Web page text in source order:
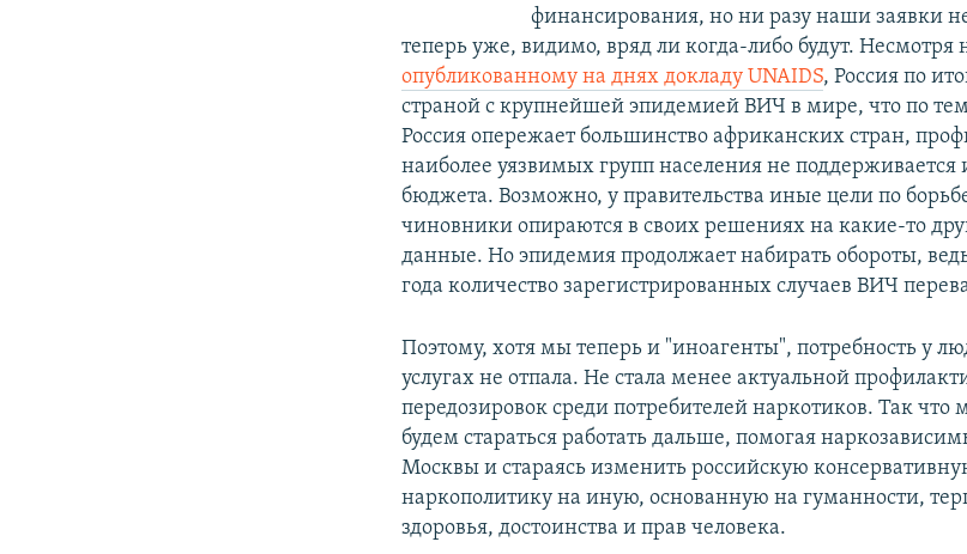
финансирования, но ни разу наши заявки
теперь уже, видимо, вряд ли когда-либо будут. Несмотря
опубликованному на днях докладу UNAIDS, Россия по
страной с крупнейшей эпидемией ВИЧ в мире, что по
Россия опережает большинство африканских стран,
наиболее уязвимых групп населения не поддерживается
бюджета. Возможно, у правительства иные цели по
чиновники опираются в своих решениях на какие-то
данные. Но эпидемия продолжает набирать обороты,
года количество зарегистрированных случаев ВИЧ
Поэтому, хотя мы теперь и "иноагенты", потребность у
услугах не отпала. Не стала менее актуальной
передозировок среди потребителей наркотиков. Так что
будем стараться работать дальше, помогая
Москвы и стараясь изменить российскую
наркополитику на иную, основанную на гуманности,
здоровья, достоинства и прав человека.